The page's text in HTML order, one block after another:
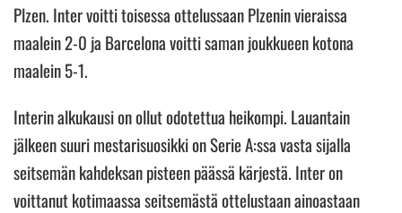
Plzen. Inter voitti toisessa ottelussaan Plzenin vieraissa
maalein 2-0 ja Barcelona voitti saman joukkueen kotona
maalein 5-1.
Interin alkukausi on ollut odotettua heikompi. Lauantain
jälkeen suuri mestarisuosikki on Serie A:ssa vasta sijalla
seitsemän kahdeksan pisteen päässä kärjestä. Inter on
voittanut kotimaassa seitsemästä ottelustaan ainoastaan